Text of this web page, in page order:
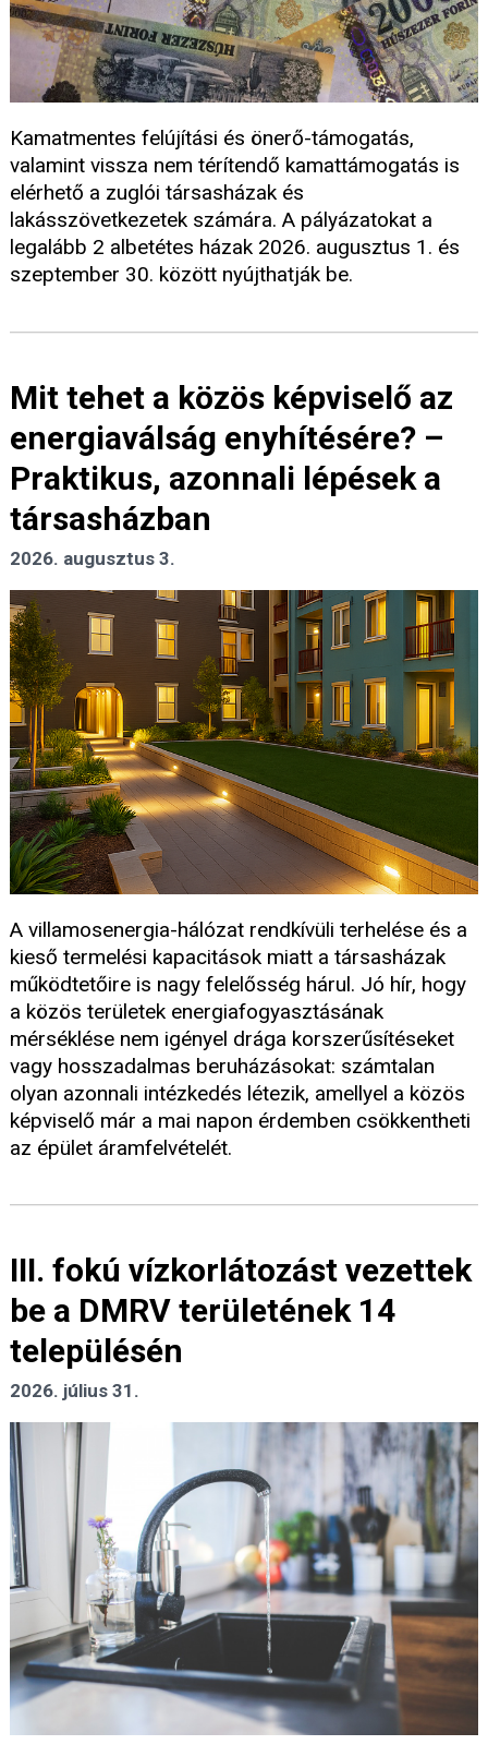
Kamatmentes felújítási és önerő-támogatás,
valamint vissza nem térítendő kamattámogatás is
elérhető a zuglói társasházak és
lakásszövetkezetek számára. A pályázatokat a
legalább 2 albetétes házak 2026. augusztus 1. és
szeptember 30. között nyújthatják be.
Mit tehet a közös képviselő az
energiaválság enyhítésére? –
Praktikus, azonnali lépések a
társasházban
2026. augusztus 3.
A villamosenergia-hálózat rendkívüli terhelése és a
kieső termelési kapacitások miatt a társasházak
működtetőire is nagy felelősség hárul. Jó hír, hogy
a közös területek energiafogyasztásának
mérséklése nem igényel drága korszerűsítéseket
vagy hosszadalmas beruházásokat: számtalan
olyan azonnali intézkedés létezik, amellyel a közös
képviselő már a mai napon érdemben csökkentheti
az épület áramfelvételét.
III. fokú vízkorlátozást vezettek
be a DMRV területének 14
településén
2026. július 31.